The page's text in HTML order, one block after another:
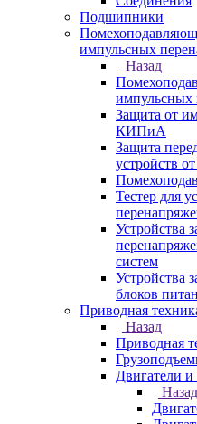
Подшипники
импульсных
Назад
импульсных
Защита от
КИПиА
Защита
устройств
Тестер для
Устройства
систем
Устройства
блоков
Приводная
Назад
Приводная
Двигатели
Назад